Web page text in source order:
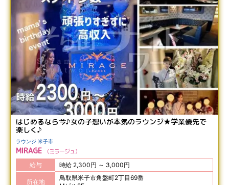
はじめるなら今♪女の子想いが本気のラウンジ★学業優先で
楽しく♪
ラウンジ 米子市
MIRAGE ミラージュ
給与 時給 2,300円 ～ 3,000円
所在地
鳥取県米子市角盤町2丁目69番